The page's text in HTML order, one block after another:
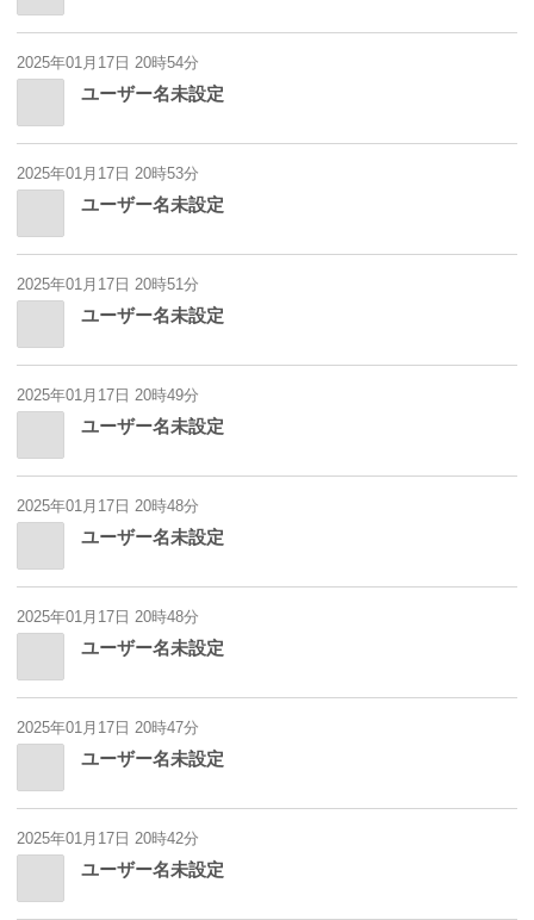
2025年01月17日 20時54分
ユーザー名未設定
2025年01月17日 20時53分
ユーザー名未設定
2025年01月17日 20時51分
ユーザー名未設定
2025年01月17日 20時49分
ユーザー名未設定
2025年01月17日 20時48分
ユーザー名未設定
2025年01月17日 20時48分
ユーザー名未設定
2025年01月17日 20時47分
ユーザー名未設定
2025年01月17日 20時42分
ユーザー名未設定